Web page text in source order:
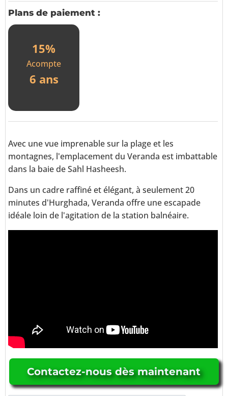
Plans de paiement :
15%
Acompte
6 ans
Avec une vue imprenable sur la plage et les
montagnes, l'emplacement du Veranda est imbattable
dans la baie de Sahl Hasheesh.
Dans un cadre raffiné et élégant, à seulement 20
minutes d'Hurghada, Veranda offre une escapade
idéale loin de l'agitation de la station balnéaire.
Contactez-nous dès maintenant